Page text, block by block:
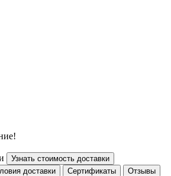
Узнать стоимость доставки
доставки Сертификаты Отзывы